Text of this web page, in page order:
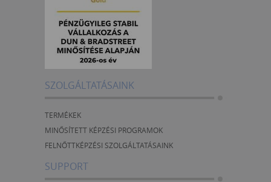
SZOLGÁLTATÁSAINK
TERMÉKEK
MINŐSÍTETT KÉPZÉSI PROGRAMOK
FELNŐTTKÉPZÉSI SZOLGÁLTATÁSAINK
SUPPORT